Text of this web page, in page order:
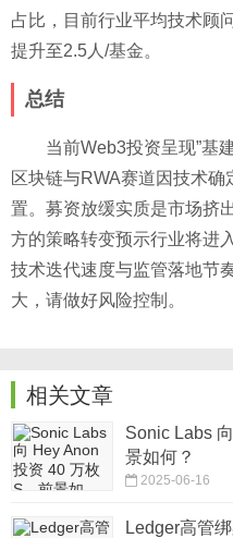
占比，目前行业平均技术顾
提升至2.5人/基金。
总结
当前Web3投资呈现”基
区块链与RWA赛道因技术
置。募资放缓实质是市场挤
方的策略转变预示行业将进
技术迭代速度与监管落地节
大，请做好风险控制。
相关文章
Sonic Labs
景如何？
2025-06-16
Ledger高管